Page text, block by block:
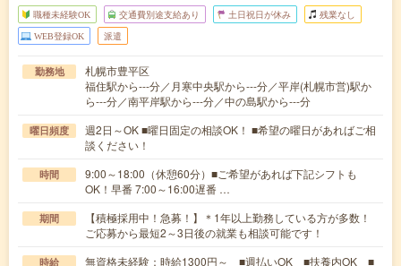
職種未経験OK 交通費別途支給あり 土日祝日が休み 残業なし
WEB登録OK 派遣
勤務地
札幌市豊平区
福住駅から---分／月寒中央駅から---分／平岸(札幌市営)駅か
ら---分／南平岸駅から---分／中の島駅から---分
曜日頻度
週2日～OK ■曜日固定の相談OK！ ■希望の曜日があればご相
談ください！
時間
9:00～18:00（休憩60分）■ご希望があれば下記シフトも
OK！早番 7:00～16:00遅番 …
期間
【積極採用中！急募！】＊1年以上勤務している方が多数！
ご応募から最短2～3日後の就業も相談可能です！
時給
無資格未経験：時給1300円～ ■週払いOK ■扶養内OK ■